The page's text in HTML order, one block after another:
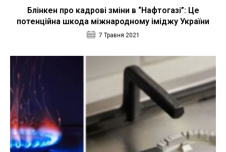
Блінкен про кадрові зміни в “Нафтогазі”: Це
потенційна шкода міжнародному іміджу України
7 Травня 2021